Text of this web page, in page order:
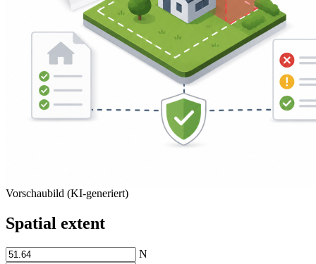
Vorschaubild (KI-generiert)
Spatial extent
N